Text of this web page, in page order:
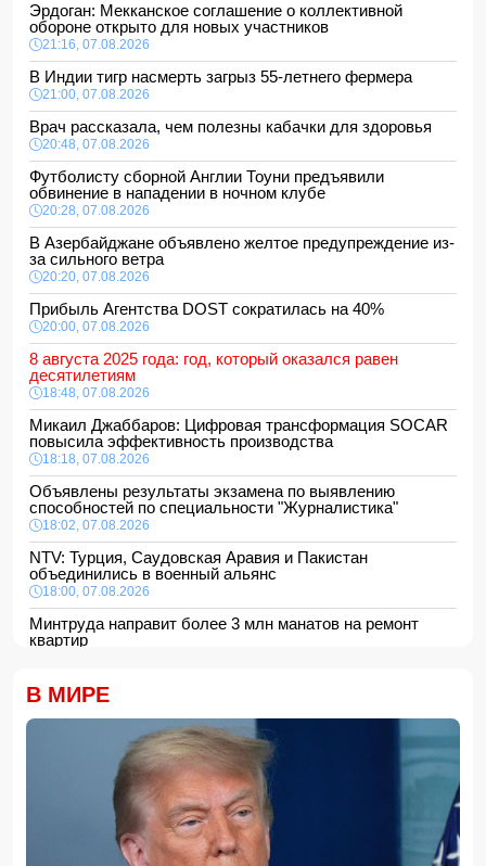
Эрдоган: Мекканское соглашение о коллективной
обороне открыто для новых участников
21:16, 07.08.2026
В Индии тигр насмерть загрыз 55-летнего фермера
21:00, 07.08.2026
Врач рассказала, чем полезны кабачки для здоровья
20:48, 07.08.2026
Футболисту сборной Англии Тоуни предъявили
обвинение в нападении в ночном клубе
20:28, 07.08.2026
В Азербайджане объявлено желтое предупреждение из-
за сильного ветра
20:20, 07.08.2026
Прибыль Агентства DOST сократилась на 40%
20:00, 07.08.2026
8 августа 2025 года: год, который оказался равен
десятилетиям
18:48, 07.08.2026
Микаил Джаббаров: Цифровая трансформация SOCAR
повысила эффективность производства
18:18, 07.08.2026
Объявлены результаты экзамена по выявлению
способностей по специальности "Журналистика"
18:02, 07.08.2026
NTV: Турция, Саудовская Аравия и Пакистан
объединились в военный альянс
18:00, 07.08.2026
Минтруда направит более 3 млн манатов на ремонт
квартир
Сформирована структура Совета по медиа и вещанию
Пожар в историческом здании в Баку потушен
16:16, 07.08.2026
В Испании ликвидировали перевозившую мигрантов
группировку
16:00, 07.08.2026
Сообщается об ухудшении состояния здоровья
В МИРЕ